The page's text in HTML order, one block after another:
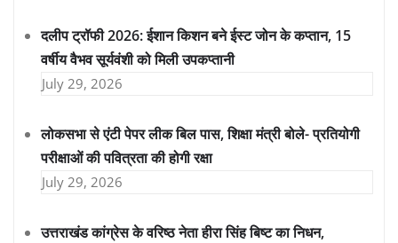
दलीप ट्रॉफी 2026: ईशान किशन बने ईस्ट जोन के कप्तान, 15
वर्षीय वैभव सूर्यवंशी को मिली उपकप्तानी
July 29, 2026
लोकसभा से एंटी पेपर लीक बिल पास, शिक्षा मंत्री बोले- प्रतियोगी
परीक्षाओं की पवित्रता की होगी रक्षा
July 29, 2026
उत्तराखंड कांग्रेस के वरिष्ठ नेता हीरा सिंह बिष्ट का निधन,